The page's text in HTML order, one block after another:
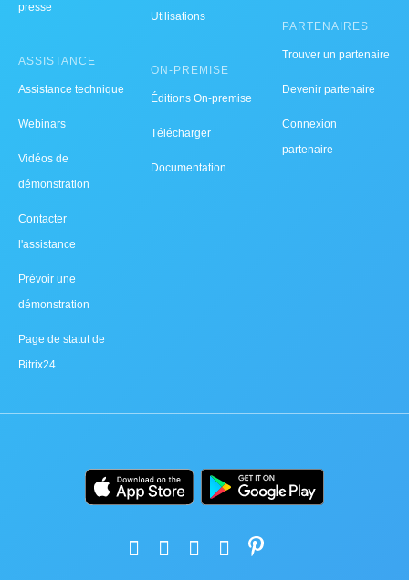
presse
ASSISTANCE
Assistance technique
Webinars
Vidéos de
démonstration
Contacter
l'assistance
Prévoir une
démonstration
Page de statut de
Bitrix24
Utilisations
ON-PREMISE
Éditions On-premise
Télécharger
Documentation
PARTENAIRES
Trouver un partenaire
Devenir partenaire
Connexion
partenaire